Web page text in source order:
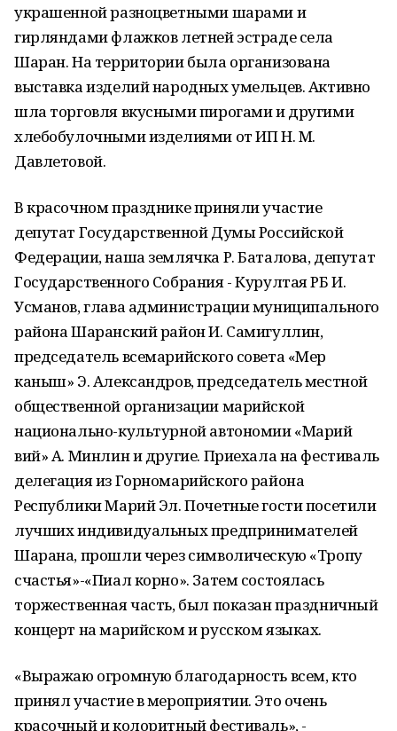
украшенной разноцветными шарами и
гирляндами флажков летней эстраде села
Шаран. На территории была организована
выставка изделий народных умельцев. Активно
шла торговля вкусными пирогами и другими
хлебобулочными изделиями от ИП Н. М.
Давлетовой.
В красочном празднике приняли участие
депутат Государственной Думы Российской
Федерации, наша землячка Р. Баталова, депутат
Государственного Собрания - Курултая РБ И.
Усманов, глава администрации муниципального
района Шаранский район И. Самигуллин,
председатель всемарийского совета «Мер
каныш» Э. Александров, председатель местной
общественной организации марийской
национально-культурной автономии «Марий
вий» А. Минлин и другие. Приехала на фестиваль
делегация из Горномарийского района
Республики Марий Эл. Почетные гости посетили
лучших индивидуальных предпринимателей
Шарана, прошли через символическую «Тропу
счастья»-«Пиал корно». Затем состоялась
торжественная часть, был показан праздничный
концерт на марийском и русском языках.
«Выражаю огромную благодарность всем, кто
принял участие в мероприятии. Это очень
красочный и колоритный фестиваль», -